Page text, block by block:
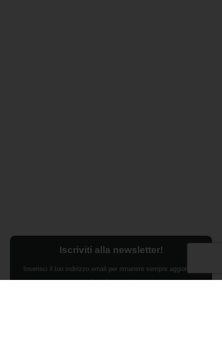
Iscriviti alla newsletter!
Inserisci il tuo indirizzo email per rimanere sempre aggiornato
sulle ultime novità.